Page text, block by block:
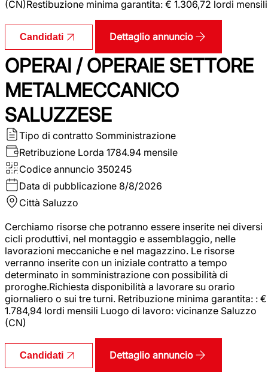
(CN)Restibuzione minima garantita: € 1.306,72 lordi mensili
Candidati Dettaglio annuncio
OPERAI / OPERAIE SETTORE
METALMECCANICO
SALUZZESE
Tipo di contratto Somministrazione
Retribuzione Lorda 1784.94 mensile
Codice annuncio 350245
Data di pubblicazione 8/8/2026
Città Saluzzo
Cerchiamo risorse che potranno essere inserite nei diversi
cicli produttivi, nel montaggio e assemblaggio, nelle
lavorazioni meccaniche e nel magazzino. Le risorse
verranno inserite con un iniziale contratto a tempo
determinato in somministrazione con possibilità di
proroghe.Richiesta disponibilità a lavorare su orario
giornaliero o sui tre turni. Retribuzione minima garantita: : €
1.784,94 lordi mensili Luogo di lavoro: vicinanze Saluzzo
(CN)
Candidati Dettaglio annuncio